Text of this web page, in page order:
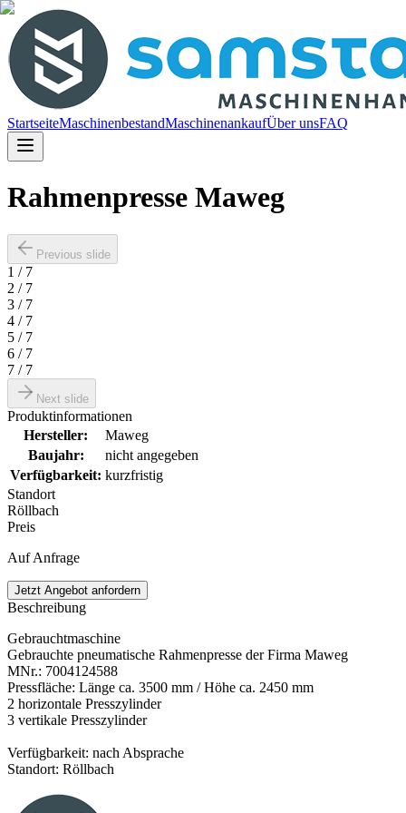
StartseiteMaschinenbestandMaschinenankaufÜber unsFAQ
Rahmenpresse Maweg
Previous slide
1 / 7
2 / 7
3 / 7
4 / 7
5 / 7
6 / 7
7 / 7
Next slide
Produktinformationen
Hersteller:
Maweg
Baujahr:
nicht angegeben
Verfügbarkeit: kurzfristig
Standort
Röllbach
Preis
Auf Anfrage
Jetzt Angebot anfordern
Beschreibung
Gebrauchtmaschine
Gebrauchte pneumatische Rahmenpresse der Firma Maweg
MNr.: 7004124588
Pressfläche: Länge ca. 3500 mm / Höhe ca. 2450 mm
2 horizontale Presszylinder
3 vertikale Presszylinder
Verfügbarkeit: nach Absprache
Standort: Röllbach